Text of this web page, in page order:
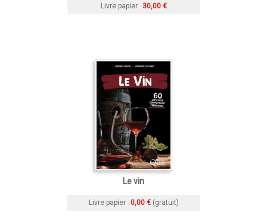
Livre papier 30,00 €
Le vin
Livre papier 0,00 € (gratuit)